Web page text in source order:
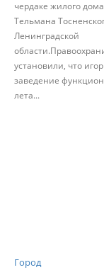
чердаке жилого
Тельмана
Ленинградской
установили, что
заведение
лета...
Город